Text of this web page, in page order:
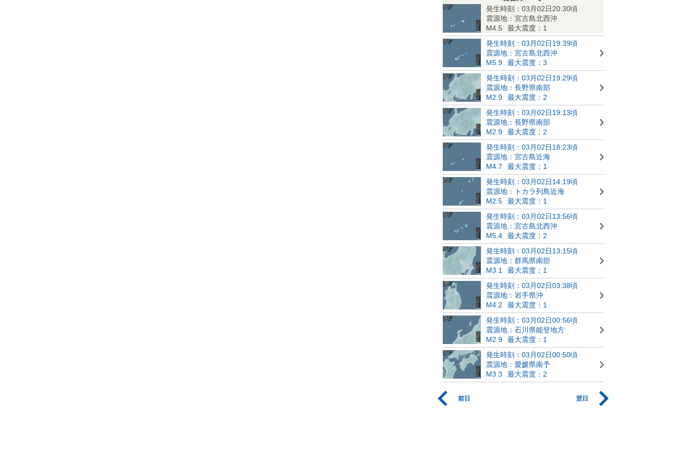
発生時刻：03月02日20:30頃
震源地：宮古島北西沖
M4.5
最大震度：1
発生時刻：03月02日19:39頃
震源地：宮古島北西沖
M5.9
最大震度：3
発生時刻：03月02日19:29頃
震源地：長野県南部
M2.9
最大震度：2
発生時刻：03月02日19:13頃
震源地：長野県南部
M2.9
最大震度：2
発生時刻：03月02日18:23頃
震源地：宮古島近海
M4.7
最大震度：1
発生時刻：03月02日14:19頃
震源地：トカラ列島近海
M2.5
最大震度：1
発生時刻：03月02日13:56頃
震源地：宮古島北西沖
M5.4
最大震度：2
発生時刻：03月02日13:15頃
震源地：群馬県南部
M3.1
最大震度：1
発生時刻：03月02日03:38頃
震源地：岩手県沖
M4.2
最大震度：1
発生時刻：03月02日00:56頃
震源地：石川県能登地方
M2.9
最大震度：1
発生時刻：03月02日00:50頃
震源地：愛媛県南予
M3.3
最大震度：2
前日 翌日